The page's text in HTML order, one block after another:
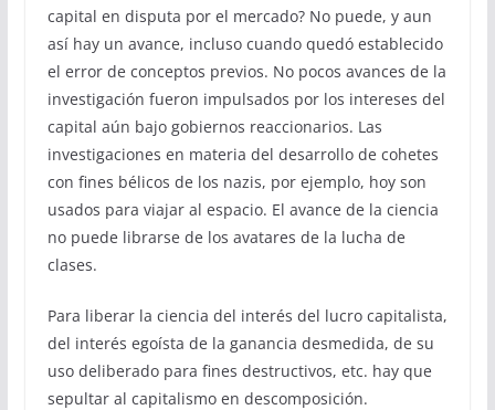
capital en disputa por el mercado? No puede, y aun
así hay un avance, incluso cuando quedó establecido
el error de conceptos previos. No pocos avances de la
investigación fueron impulsados por los intereses del
capital aún bajo gobiernos reaccionarios. Las
investigaciones en materia del desarrollo de cohetes
con fines bélicos de los nazis, por ejemplo, hoy son
usados para viajar al espacio. El avance de la ciencia
no puede librarse de los avatares de la lucha de
clases.
Para liberar la ciencia del interés del lucro capitalista,
del interés egoísta de la ganancia desmedida, de su
uso deliberado para fines destructivos, etc. hay que
sepultar al capitalismo en descomposición.